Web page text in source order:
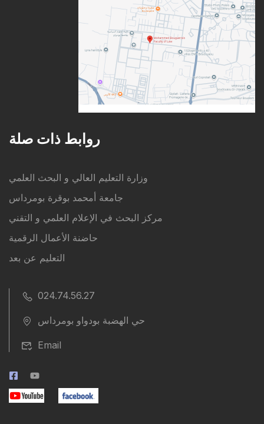
روابط ذات صلة
وزارة التعليم العالي و البحث العلمي
جامعة أمحمد بوقرة بومرداس
مركز البحث في الإعلام العلمي و التقني
حاضنة الأعمال الرقمية
التعليم عن بعد
024.74.56.27
حي الهضبة بودواو بومرداس
Email